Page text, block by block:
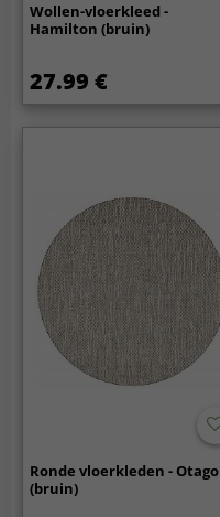
Wollen-vloerkleed -
Hamilton (bruin)
27.99 €
Ronde vloerkleden - Otago
(bruin)